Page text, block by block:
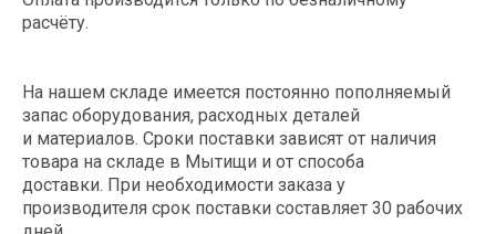
расчёту.
На нашем складе имеется постоянно пополняемый
запас оборудования, расходных деталей
и материалов. Сроки поставки зависят от наличия
товара на складе в Мытищи и от способа
доставки. При необходимости заказа у
производителя срок поставки составляет 30 рабочих
стоимость и сроки поставки
Отгрузка: оперативно доставляем